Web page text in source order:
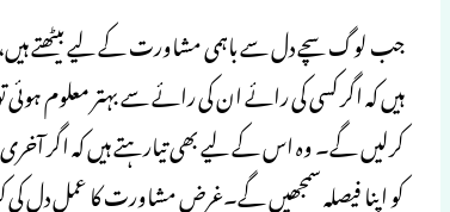
جب لوگ سچے دل سے باہمی مشاورت کے لیے بیٹھتے
ہیں کہ اگر کسی کی رائے ان کی رائے سے بہتر معلوم
کرلیں گے۔ وہ اس کے لیے بھی تیار ہتے ہیں کہ اگر
کو اپنا فیصلہ سمجھیں گے۔غرض مشاورت کا عمل دل کی